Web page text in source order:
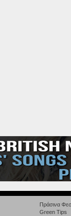
Πράσινα
Green Tips